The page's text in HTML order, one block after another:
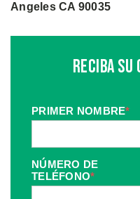
Angeles CA 90035
Reciba
PRIMER NOMBRE*
NÚMERO DE
TELÉFONO*